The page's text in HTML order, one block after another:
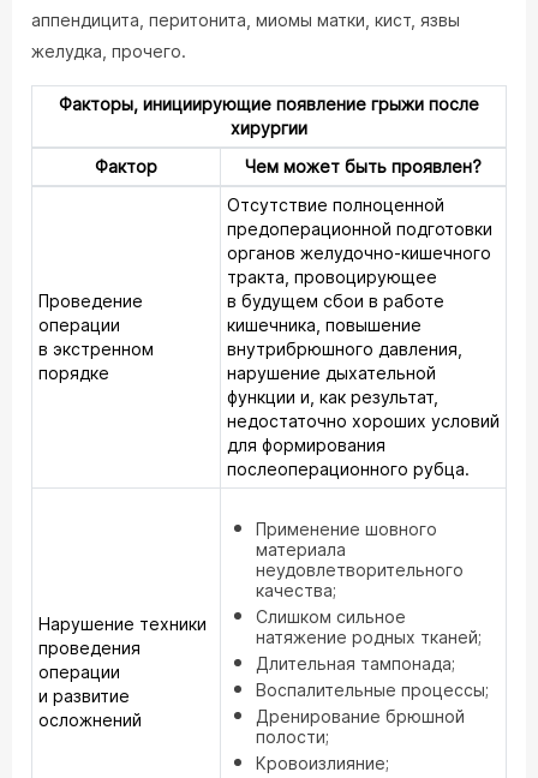
аппендицита, перитонита, миомы матки, кист, язвы
желудка, прочего.
Факторы, инициирующие появление грыжи после
хирургии
Фактор
Чем может быть проявлен?
Проведение
операции
в экстренном
порядке
Отсутствие полноценной
предоперационной подготовки
органов желудочно-кишечного
тракта, провоцирующее
в будущем сбои в работе
кишечника, повышение
внутрибрюшного давления,
нарушение дыхательной
функции и, как результат,
недостаточно хороших условий
для формирования
послеоперационного рубца.
Нарушение техники
проведения
операции
и развитие
осложнений
Применение шовного
материала
неудовлетворительного
качества;
Слишком сильное
натяжение родных тканей;
Длительная тампонада;
Воспалительные процессы;
Дренирование брюшной
полости;
Кровоизлияние;